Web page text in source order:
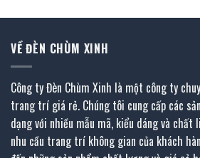
VỀ ĐÈN CHÙM XINH
Công ty Đèn Chùm Xinh là một công ty
trang trí giá rẻ. Chúng tôi cung cấp các
dạng với nhiều mẫu mã, kiểu dáng và chất
nhu cầu trang trí không gian của khách